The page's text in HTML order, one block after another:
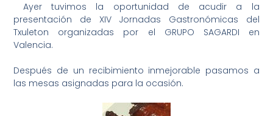
Ayer tuvimos la oportunidad de acudir a la
presentación de XIV Jornadas Gastronómicas del
Txuleton organizadas por el GRUPO SAGARDI en
Valencia.
Después de un recibimiento inmejorable pasamos a
las mesas asignadas para la ocasión.